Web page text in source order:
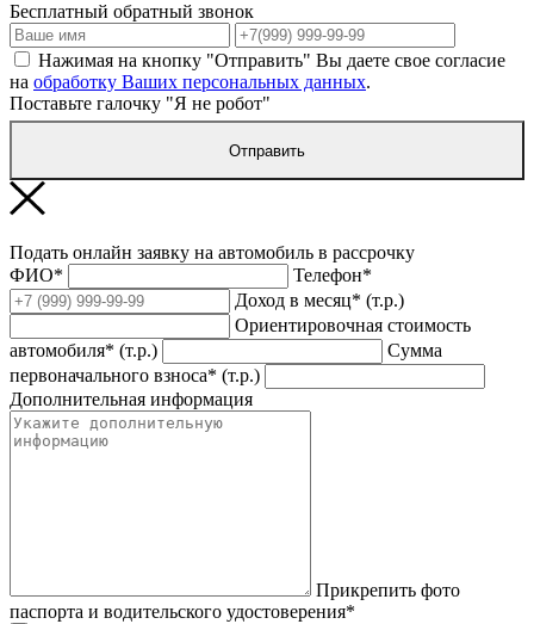
Бесплатный обратный звонок
Нажимая на кнопку "Отправить" Вы даете свое согласие
на обработку Ваших персональных данных.
Поставьте галочку "Я не робот"
Отправить
Подать онлайн заявку на автомобиль в рассрочку
ФИО*
Телефон*
Доход в месяц* (т.р.)
Ориентировочная стоимость
автомобиля* (т.р.)
Сумма
первоначального взноса* (т.р.)
Дополнительная информация
Прикрепить фото
паспорта и водительского удостоверения*